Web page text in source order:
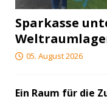
Sparkasse
05. August 2026
Ein Raum für die